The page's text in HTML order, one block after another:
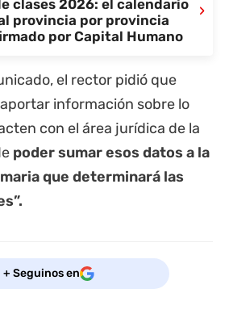
clases 2026: el calendario
provincia por provincia
por Capital Humano
›
el rector pidió que
información sobre lo
con el área jurídica de la
poder sumar esos datos a la
que determinará las
+ Seguinos en